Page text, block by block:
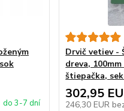
do 3-7 dní
Drvič vetiev -
dreva,
štiepačka,
302,95
246,30 EUR